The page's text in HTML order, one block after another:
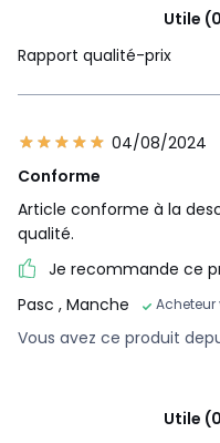
Utile
Rapport qualité-prix
04/08/2024
Conforme
Article conforme à la
qualité.
Je recommande ce
Pasc , Manche Acheteur
Vous avez ce produit
Utile